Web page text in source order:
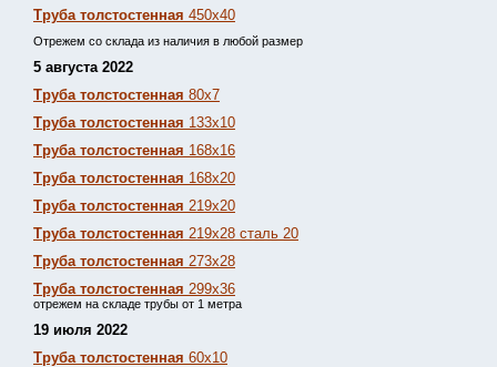
Труба толстостенная 450х40
Отрежем со склада из наличия в любой размер
5 августа 2022
Труба толстостенная 80х7
Труба толстостенная 133х10
Труба толстостенная 168х16
Труба толстостенная 168х20
Труба толстостенная 219х20
Труба толстостенная 219х28 сталь 20
Труба толстостенная 273х28
Труба толстостенная 299х36
отрежем на складе трубы от 1 метра
19 июля 2022
Труба толстостенная 60х10